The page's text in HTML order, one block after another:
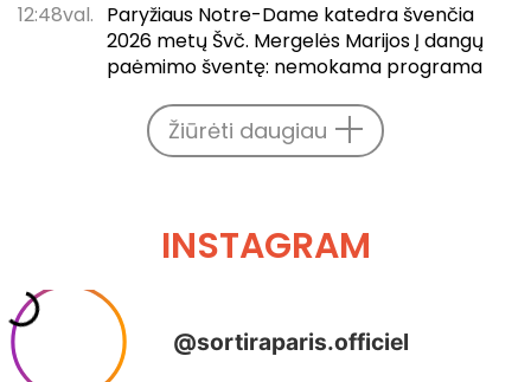
12:48val. Paryžiaus Notre-Dame katedra švenčia
2026 metų Švč. Mergelės Marijos Į dangų
paėmimo šventę: nemokama programa
Žiūrėti daugiau
INSTAGRAM